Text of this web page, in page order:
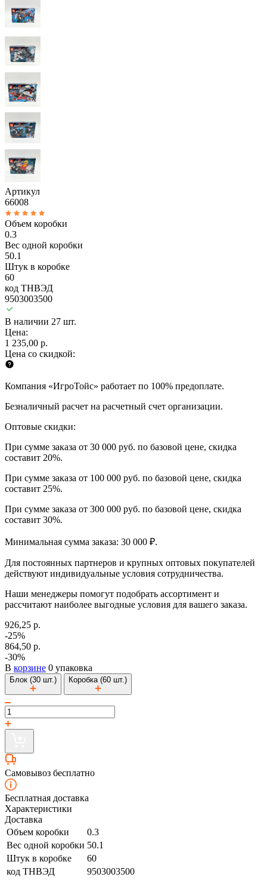
Артикул
66008
Объем коробки
0.3
Вес одной коробки
50.1
Штук в коробке
60
код ТНВЭД
9503003500
В наличии 27 шт.
Цена:
1 235,00 р.
Цена со скидкой:
Компания «ИгроТойс» работает по 100% предоплате.
Безналичный расчет на расчетный счет организации.
Оптовые скидки:
При сумме заказа от 30 000 руб. по базовой цене, скидка
составит 20%.
При сумме заказа от 100 000 руб. по базовой цене, скидка
составит 25%.
При сумме заказа от 300 000 руб. по базовой цене, скидка
составит 30%.
Минимальная сумма заказа: 30 000 ₽.
Для постоянных партнеров и крупных оптовых покупателей
действуют индивидуальные условия сотрудничества.
Наши менеджеры помогут подобрать ассортимент и
рассчитают наиболее выгодные условия для вашего заказа.
926,25 р.
-25%
864,50 р.
-30%
В корзине 0 упаковка
Блок (30 шт.) Коробка (60 шт.)
Самовывоз бесплатно
Бесплатная доставка
Характеристики
Доставка
Объем коробки
0.3
Вес одной коробки 50.1
Штук в коробке
60
код ТНВЭД
9503003500